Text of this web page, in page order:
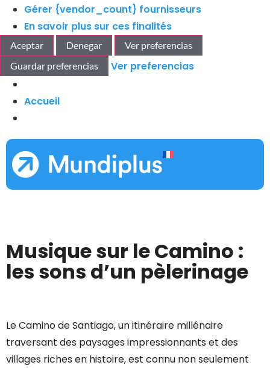
Gérer {vendor_count} fournisseurs
En savoir plus sur ces finalités
Aceptar Denegar
Ver preferencias
Guardar preferencias
Ver preferencias
Accueil
Musique sur le Camino :
les sons d’un pèlerinage
Le Camino de Santiago, un itinéraire millénaire
traversant des paysages impressionnants et des
villages riches en histoire, est connu non seulement